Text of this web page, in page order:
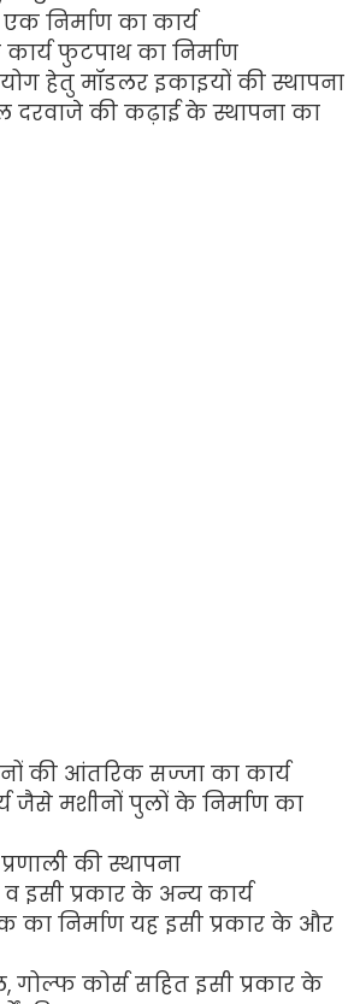
एक निर्माण का कार्य
फुटपाथ का निर्माण
हेतु मॉडलर इकाइयों की स्थापना
दरवाजे की कढ़ाई के स्थापना का
की आंतरिक सज्जा का कार्य
जैसे मशीनों पुलों के निर्माण का
की स्थापना
इसी प्रकार के अन्य कार्य
का निर्माण यह इसी प्रकार के और
गोल्फ कोर्स सहित इसी प्रकार के